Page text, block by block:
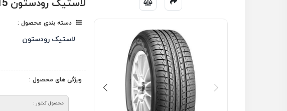
دسته بندی محصول :
لاستیک رودستون
ویژگی های محصول :
محصول کشور :